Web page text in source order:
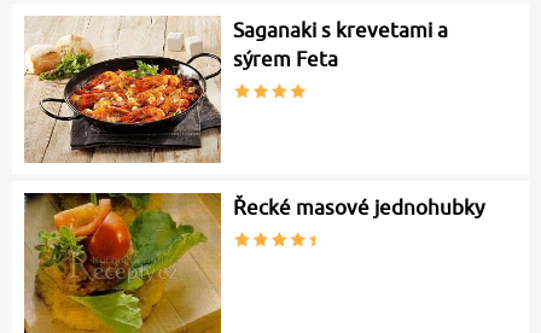
Saganaki s krevetami a
sýrem Feta
Řecké masové jednohubky